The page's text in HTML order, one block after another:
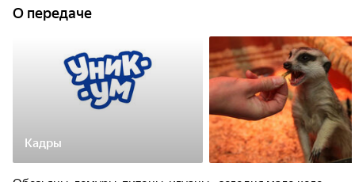
проблема - хозяева не знают о том, как за ними ухаживать,
О передаче
Кадры